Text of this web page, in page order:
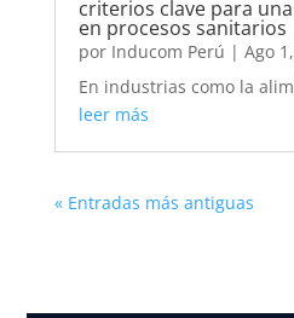
criterios clave para
en procesos sanitarios
por Inducom Perú | Ago
En industrias como la
leer más
« Entradas más antiguas